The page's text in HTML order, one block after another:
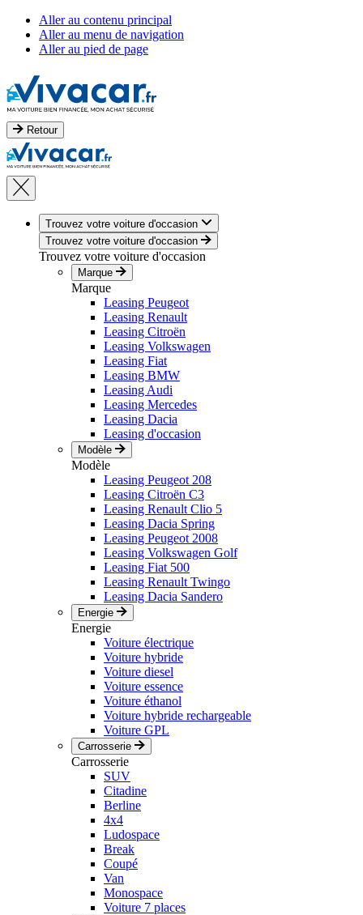
Aller au contenu principal
Aller au menu de navigation
Aller au pied de page
Retour
Trouvez votre voiture d'occasion
Trouvez votre voiture d'occasion
Trouvez votre voiture d'occasion
Marque
Marque
Leasing Peugeot
Leasing Renault
Leasing Citroën
Leasing Volkswagen
Leasing Fiat
Leasing BMW
Leasing Audi
Leasing Mercedes
Leasing Dacia
Leasing d'occasion
Modèle
Modèle
Leasing Peugeot 208
Leasing Citroën C3
Leasing Renault Clio 5
Leasing Dacia Spring
Leasing Peugeot 2008
Leasing Volkswagen Golf
Leasing Fiat 500
Leasing Renault Twingo
Leasing Dacia Sandero
Energie
Energie
Voiture électrique
Voiture hybride
Voiture diesel
Voiture essence
Voiture éthanol
Voiture hybride rechargeable
Voiture GPL
Carrosserie
Carrosserie
SUV
Citadine
Berline
4x4
Ludospace
Break
Coupé
Van
Monospace
Voiture 7 places